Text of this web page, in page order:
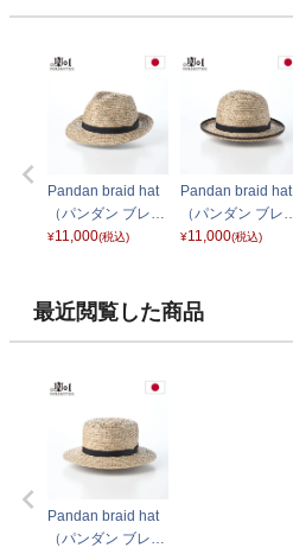
Pandan braid hat
（パンダン ブレー
ドハット） フェド
¥11,000(税込)
Pandan braid hat
（パンダン ブレー
ドハット） ボーラ
¥11,000(税込)
最近閲覧した商品
Pandan braid hat
（パンダン ブレー